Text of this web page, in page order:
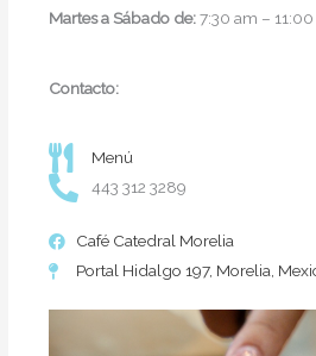
Martes a Sábado de:7:30 am –
Contacto:
Menú
443 312 3289
Café Catedral Morelia
Portal Hidalgo 197, Morelia,